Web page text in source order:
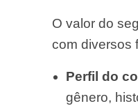
O valor do
com diversos
Perfil do
gênero,